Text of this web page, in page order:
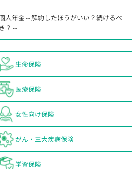
人年金～解約したほうがいい？続けるべ
き？～
生命保険
医療保険
女性向け保険
がん・三大疾病保険
学資保険